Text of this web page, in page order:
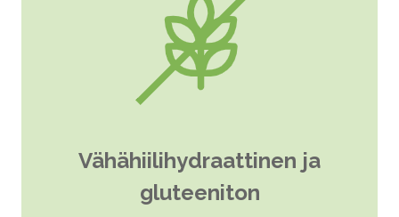
Vähähiilihydraattinen ja
gluteeniton